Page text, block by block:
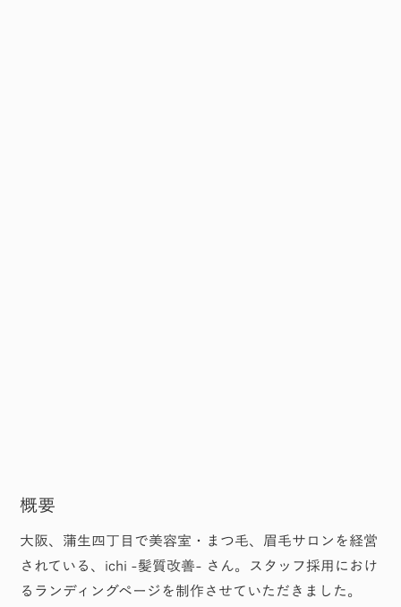
概要
大阪、蒲生四丁目で美容室・まつ毛、眉毛サロンを経営
されている、ichi -髪質改善- さん。スタッフ採用におけ
るランディングページを制作させていただきました。